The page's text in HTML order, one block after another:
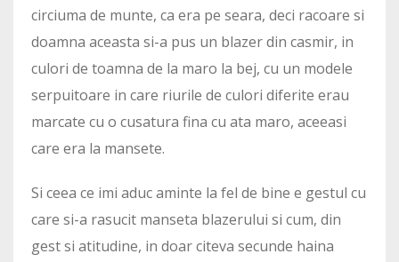
circiuma de munte, ca era pe seara, deci racoare si
doamna aceasta si-a pus un blazer din casmir, in
culori de toamna de la maro la bej, cu un modele
serpuitoare in care riurile de culori diferite erau
marcate cu o cusatura fina cu ata maro, aceeasi
care era la mansete.
Si ceea ce imi aduc aminte la fel de bine e gestul cu
care si-a rasucit manseta blazerului si cum, din
gest si atitudine, in doar citeva secunde haina